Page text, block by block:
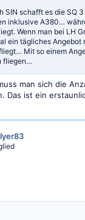
SIN schafft es die SQ
inklusive A380…
Wenn man bei LH
ein tägliches Angebot
Mit so einem
fliegen…
man sich die
Das ist ein